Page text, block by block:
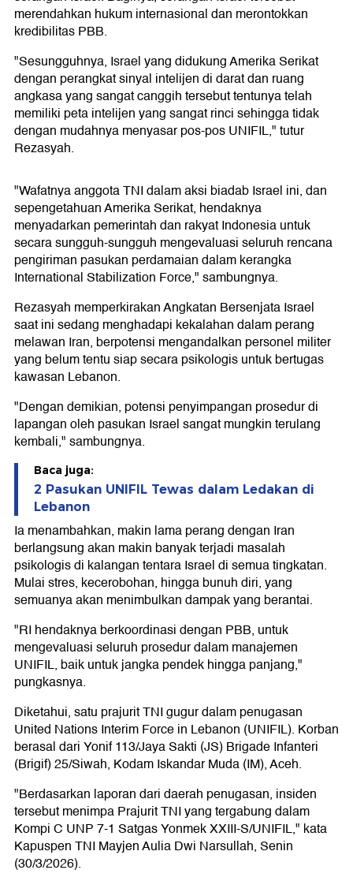
merendahkan hukum internasional dan merontokkan
kredibilitas PBB.
"Sesungguhnya, Israel yang didukung Amerika Serikat
dengan perangkat sinyal intelijen di darat dan ruang
angkasa yang sangat canggih tersebut tentunya telah
memiliki peta intelijen yang sangat rinci sehingga tidak
dengan mudahnya menyasar pos-pos UNIFIL," tutur
Rezasyah.
"Wafatnya anggota TNI dalam aksi biadab Israel ini, dan
sepengetahuan Amerika Serikat, hendaknya
menyadarkan pemerintah dan rakyat Indonesia untuk
secara sungguh-sungguh mengevaluasi seluruh rencana
pengiriman pasukan perdamaian dalam kerangka
International Stabilization Force," sambungnya.
Rezasyah memperkirakan Angkatan Bersenjata Israel
saat ini sedang menghadapi kekalahan dalam perang
melawan Iran, berpotensi mengandalkan personel militer
yang belum tentu siap secara psikologis untuk bertugas
kawasan Lebanon.
"Dengan demikian, potensi penyimpangan prosedur di
lapangan oleh pasukan Israel sangat mungkin terulang
kembali," sambungnya.
Baca juga:
2 Pasukan UNIFIL Tewas dalam Ledakan di
Lebanon
Ia menambahkan, makin lama perang dengan Iran
berlangsung akan makin banyak terjadi masalah
psikologis di kalangan tentara Israel di semua tingkatan.
Mulai stres, kecerobohan, hingga bunuh diri, yang
semuanya akan menimbulkan dampak yang berantai.
"RI hendaknya berkoordinasi dengan PBB, untuk
mengevaluasi seluruh prosedur dalam manajemen
UNIFIL, baik untuk jangka pendek hingga panjang,"
pungkasnya.
Diketahui, satu prajurit TNI gugur dalam penugasan
United Nations Interim Force in Lebanon (UNIFIL). Korban
berasal dari Yonif 113/Jaya Sakti (JS) Brigade Infanteri
(Brigif) 25/Siwah, Kodam Iskandar Muda (IM), Aceh.
"Berdasarkan laporan dari daerah penugasan, insiden
tersebut menimpa Prajurit TNI yang tergabung dalam
Kompi C UNP 7-1 Satgas Yonmek XXIII-S/UNIFIL," kata
Kapuspen TNI Mayjen Aulia Dwi Narsullah, Senin
(30/3/2026).